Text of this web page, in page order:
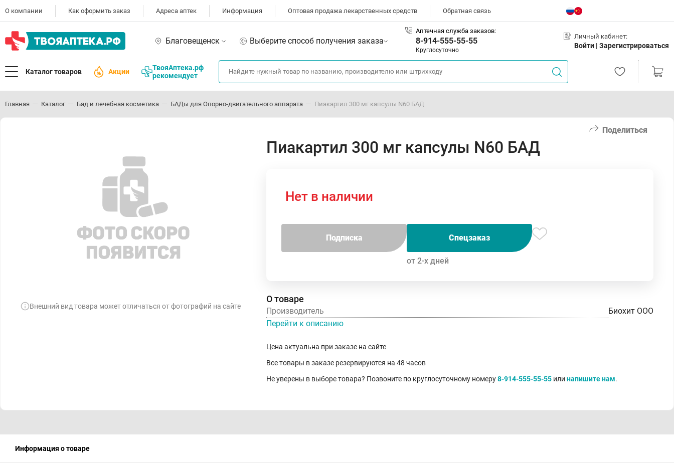
О компании Как оформить заказ Адреса аптек Информация Оптовая продажа лекарственных средств Обратная связь
Благовещенск Выберите способ получения заказа
Аптечная служба заказов:
8-914-555-55-55
Круглосуточно
Личный кабинет:
Войти | Зарегистрироваться
Каталог товаров Акции
ТвояАптека.рф
рекомендует
Главная Каталог Бад и лечебная косметика БАДы для Опорно-двигательного аппарата Пиакартил 300 мг капсулы N60 БАД
Поделиться
Внешний вид товара может отличаться от фотографий на сайте
Пиакартил 300 мг капсулы N60 БАД
Нет в наличии
Подписка Спецзаказ
от 2-х дней
О товаре
Производитель
Биохит ООО
Перейти к описанию
Цена актуальна при заказе на сайте
Все товары в заказе резервируются на 48 часов
Не уверены в выборе товара? Позвоните по круглосуточному номеру8-914-555-55-55 или напишите нам.
Информация о товаре